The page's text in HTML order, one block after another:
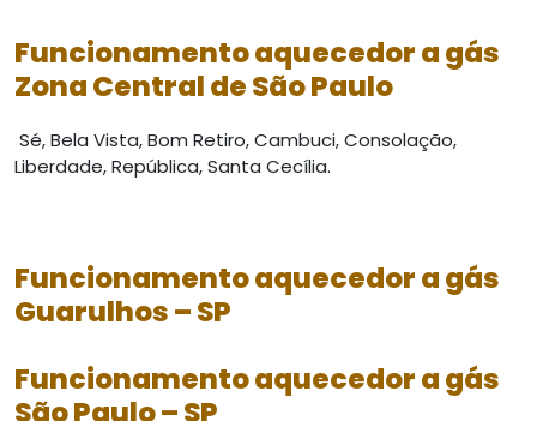
Funcionamento aquecedor a gás
Zona Central de São Paulo
Sé, Bela Vista, Bom Retiro, Cambuci, Consolação,
Liberdade, República, Santa Cecília.
Funcionamento aquecedor a gás
Guarulhos – SP
Funcionamento aquecedor a gás
São Paulo – SP